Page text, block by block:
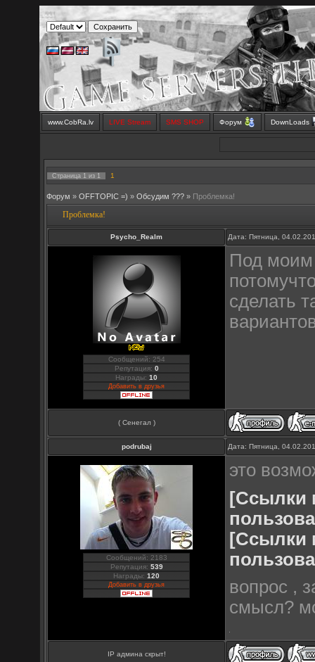
www.CobRa.lv LIVE Stream SMS SHOP Форум DownLoads
Страница 1 из 1 1
Форум » OFFTOPIC =) » Обсудим ??? » Проблемка!
Проблемка!
Psycho_Realm Дата: Пятница,
Сообщений: 254
Репутация: 0
Награды:10
Добавить в друзья
Под моим
сделать
( Сенегал )
podrubaj Дата: Пятница,
Сообщений: 2183
Репутация: 539
Награды:120
Добавить в друзья
это
[Ссылки
[Ссылки
вопрос ,
смысл?
IP админа скрыт!